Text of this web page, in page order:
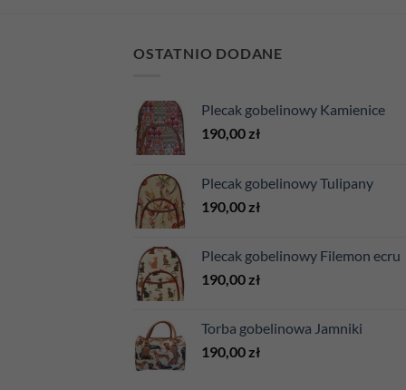
OSTATNIO DODANE
Plecak gobelinowy Kamienice
190,00 zł
Plecak gobelinowy Tulipany
190,00 zł
Plecak gobelinowy Filemon ecru
190,00 zł
Torba gobelinowa Jamniki
190,00 zł